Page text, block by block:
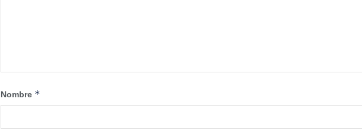
Nombre *